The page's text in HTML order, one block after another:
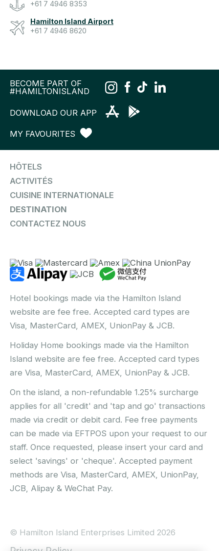
+61 7 4946 8353
Hamilton Island Airport
+61 7 4946 8620
BECOME PART OF
#HAMILTONISLAND
DOWNLOAD OUR APP
MY FAVOURITES
HÔTELS
ACTIVITÉS
CUISINE INTERNATIONALE
DESTINATION
CONTACTEZ NOUS
Hotel bookings made via the Hamilton Island
website are fee free. Accepted card types are
Visa, MasterCard, AMEX, UnionPay & JCB.
Holiday Home bookings made via the Hamilton
Island website are fee free. Accepted card types
are Visa, MasterCard, AMEX, UnionPay & JCB.
On the island, a non-refundable 1.25% surcharge
applies for all 'credit' and 'tap and go' transactions
made via credit or debit card. Fee free payments
can be made via EFTPOS upon your request to our
staff. Once requested, please insert your card and
select 'savings' or 'cheque'. Accepted payment
methods are Visa, MasterCard, AMEX, UnionPay,
JCB, Alipay & WeChat Pay.
© Hamilton Island Enterprises Limited 2026